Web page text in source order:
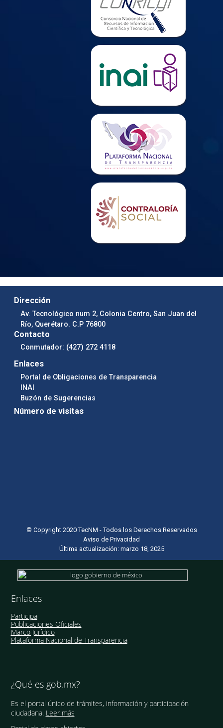
Dirección
Av. Tecnológico num 2, Colonia Centro, San Juan del
Río, Querétaro. C.P 76800
Contacto
Conmutador: (427) 272 4118
Enlaces
Portal de Obligaciones de Transparencia
INAI
Buzón de Sugerencias
Número de visitas
© Copyright 2020 TecNM - Todos los Derechos Reservados
Aviso de Privacidad
Última actualización: marzo 18, 2025
Enlaces
Participa
Publicaciones Oficiales
Marco Jurídico
Plataforma Nacional de Transparencia
¿Qué es gob.mx?
Es el portal único de trámites, información y participación
ciudadana. Leer más